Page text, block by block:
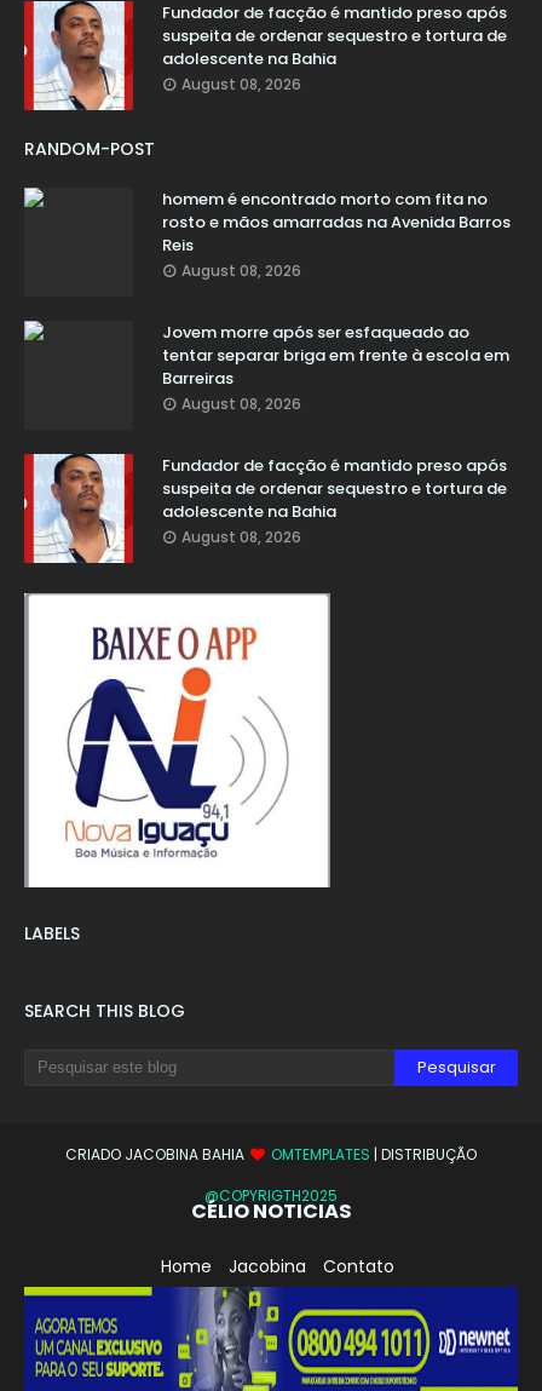
Fundador de facção é mantido preso após
suspeita de ordenar sequestro e tortura de
adolescente na Bahia
August 08, 2026
RANDOM-POST
homem é encontrado morto com fita no
rosto e mãos amarradas na Avenida Barros
Reis
August 08, 2026
Jovem morre após ser esfaqueado ao
tentar separar briga em frente à escola em
Barreiras
August 08, 2026
Fundador de facção é mantido preso após
suspeita de ordenar sequestro e tortura de
adolescente na Bahia
August 08, 2026
LABELS
SEARCH THIS BLOG
CRIADO JACOBINA BAHIA OMTEMPLATES | DISTRIBUÇÃO
@COPYRIGTH2025
CÉLIO NOTICIAS
Home Jacobina Contato